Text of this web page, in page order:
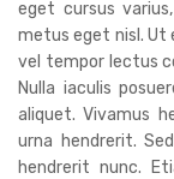
eget cursus
metus eget nisl. Ut
vel tempor lectus
Nulla iaculis
aliquet. Vivamus
urna hendrerit.
hendrerit nunc.